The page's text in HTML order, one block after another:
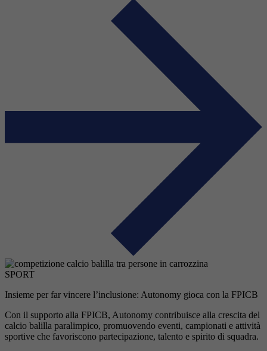
SPORT
Insieme per far vincere l’inclusione: Autonomy gioca con la FPICB
Con il supporto alla FPICB, Autonomy contribuisce alla crescita del
calcio balilla paralimpico, promuovendo eventi, campionati e attività
sportive che favoriscono partecipazione, talento e spirito di squadra.